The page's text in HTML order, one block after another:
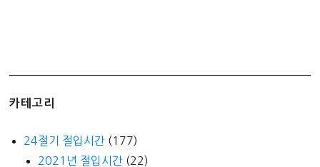
카테고리
24절기 절입시간 (177)
2021년 절입시간 (22)